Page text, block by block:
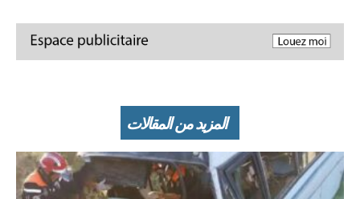
المزيد من المقالات